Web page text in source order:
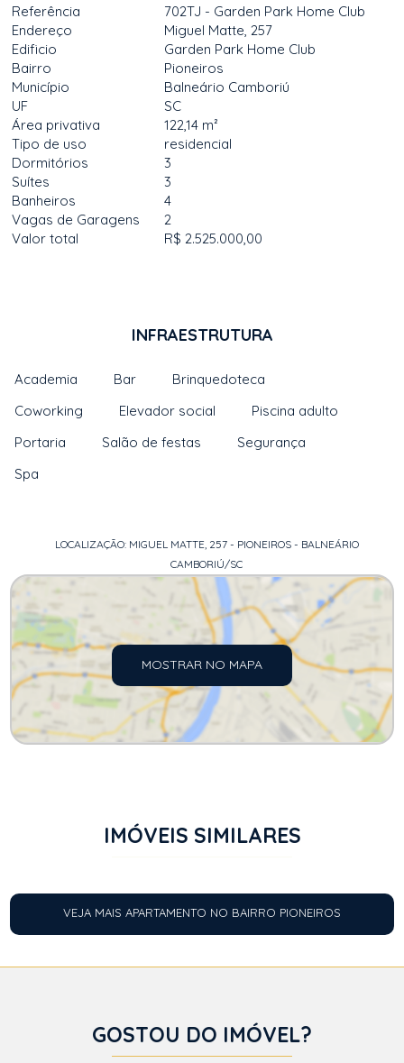
Referência
702TJ - Garden Park Home Club
Endereço
Miguel Matte, 257
Edificio
Garden Park Home Club
Bairro
Pioneiros
Município
Balneário Camboriú
UF
SC
Área privativa
122,14 m²
Tipo de uso
residencial
Dormitórios
3
Suítes
3
Banheiros
4
Vagas de Garagens
2
Valor total
R$ 2.525.000,00
INFRAESTRUTURA
Academia Bar
Brinquedoteca
Coworking
Elevador social
Piscina adulto
Portaria
Salão de festas
Segurança
Spa
LOCALIZAÇÃO: MIGUEL MATTE, 257 - PIONEIROS - BALNEÁRIO
CAMBORIÚ/SC
MOSTRAR NO MAPA
IMÓVEIS SIMILARES
VEJA MAIS APARTAMENTO NO BAIRRO PIONEIROS
GOSTOU DO IMÓVEL?